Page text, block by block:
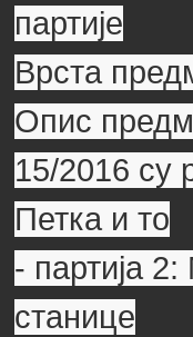
партије
Врста
Опис
15/2016 су
Петка и то
- партија
станице